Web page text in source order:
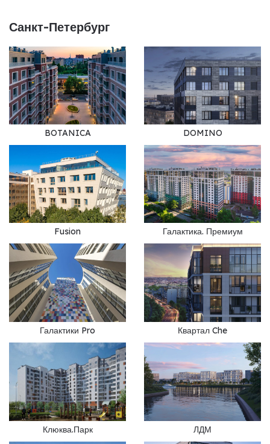
Санкт-Петербург
BOTANICA DOMINO
Fusion Галактика. Премиум
Галактики Pro Квартал Che
Клюква.Парк ЛДМ